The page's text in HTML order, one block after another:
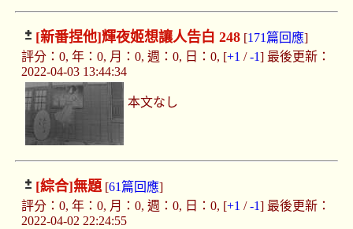
[新番捏他]輝夜姬想讓人告白 248[171篇回應]
評分：0, 年：0, 月：0, 週：0, 日：0, [+1 /-1] 最後更新：
2022-04-03 13:44:34
本文なし
[綜合]無題[61篇回應]
評分：0, 年：0, 月：0, 週：0, 日：0, [+1 /-1] 最後更新：
2022-04-02 22:24:55